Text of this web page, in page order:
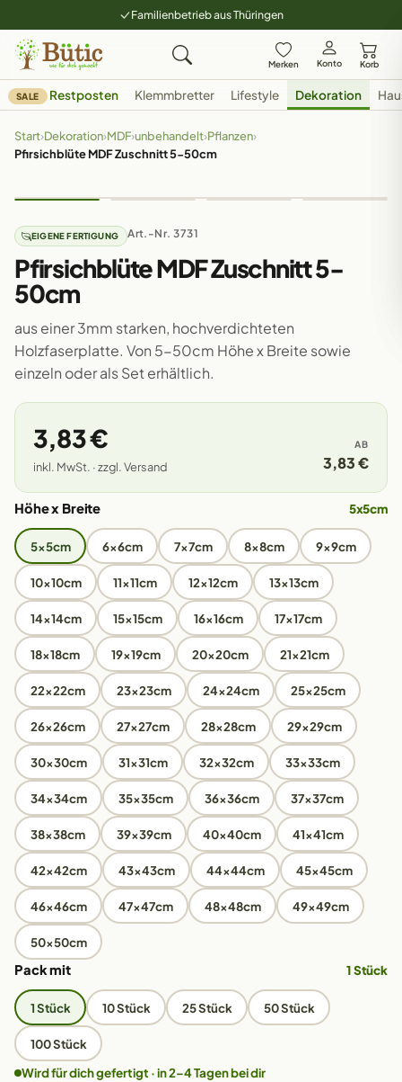
Familienbetrieb aus Thüringen
Merken Konto Korb
SALE Restposten Klemmbretter Lifestyle Dekoration
Start›Dekoration›MDF›unbehandelt›Pflanzen›
Pfirsichblüte MDF Zuschnitt 5-50cm
EIGENE FERTIGUNG Art.-Nr. 3731
Pfirsichblüte MDF Zuschnitt 5-
50cm
aus einer 3mm starken, hochverdichteten
Holzfaserplatte. Von 5-50cm Höhe x Breite sowie
einzeln oder als Set erhältlich.
3,83 €
inkl. MwSt. · zzgl. Versand
AB
3,83 €
Höhe x Breite 5x5cm
5x5cm 6x6cm 7x7cm 8x8cm 9x9cm
10x10cm 11x11cm 12x12cm 13x13cm
14x14cm 15x15cm 16x16cm 17x17cm
18x18cm 19x19cm 20x20cm 21x21cm
22x22cm 23x23cm 24x24cm 25x25cm
26x26cm 27x27cm 28x28cm 29x29cm
30x30cm 31x31cm 32x32cm 33x33cm
34x34cm 35x35cm 36x36cm 37x37cm
38x38cm 39x39cm 40x40cm 41x41cm
42x42cm 43x43cm 44x44cm 45x45cm
46x46cm 47x47cm 48x48cm 49x49cm
50x50cm
Pack mit 1 Stück
1 Stück 10 Stück 25 Stück 50 Stück
100 Stück
Wird für dich gefertigt · in 2–4 Tagen bei dir